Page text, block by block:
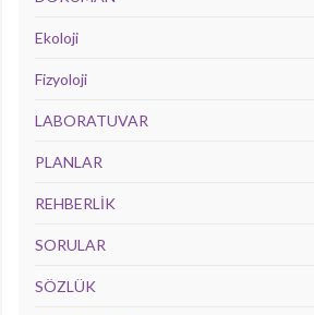
Ekoloji
Fizyoloji
LABORATUVAR
PLANLAR
REHBERLİK
SORULAR
SÖZLÜK